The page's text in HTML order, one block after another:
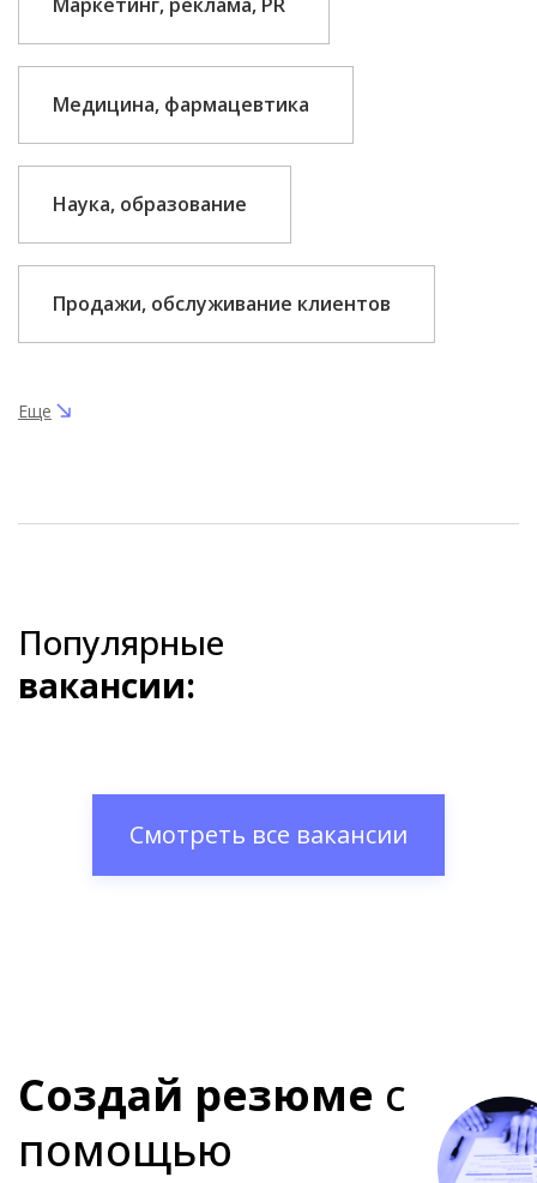
Медицина, фармацевтика
Наука, образование
Продажи, обслуживание клиентов
Еще
Популярные
вакансии:
Смотреть все вакансии
Создай резюме с
помощью